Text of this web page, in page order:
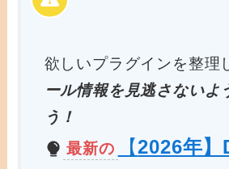
欲しいプラグインを整理
ール情報を見逃さないよ
う！
最新の
【2026年】